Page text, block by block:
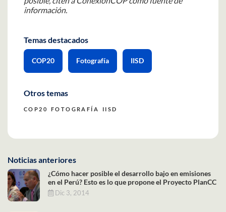
información.
Temas destacados
COP20 Fotografía IISD
Otros temas
COP20 FOTOGRAFÍA IISD
Noticias anteriores
¿Cómo hacer posible el desarrollo bajo en emisiones
en el Perú? Esto es lo que propone el Proyecto PlanCC
Dic 3, 2014